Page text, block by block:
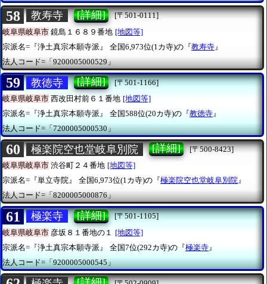
58 教寿寺 [詳細]
[〒501-0111]
岐阜県岐阜市 鏡島１６８９番地 [地図等]
宗派名=『浄土真宗本願寺派』
全国6,973位(1カ寺)の『教寿寺 』
法人コード=「9200005000529」
59 教徳寺 [詳細]
[〒501-1166]
岐阜県岐阜市 西改田村前６１番地 [地図等]
宗派名=『浄土真宗本願寺派』
全国588位(20カ寺)の『教徳寺』
法人コード=「7200005000530」
60 極楽院空也堂岐阜別院 [詳細]
[〒500-8423]
岐阜県岐阜市 渋谷町２４番地 [地図等]
宗派名=『単立寺院』
全国6,973位(1カ寺)の『極楽院空也堂岐阜別院』
法人コード=「8200005000876」
61 極楽寺 [詳細]
[〒501-1105]
岐阜県岐阜市 彦坂８１番地の１
[地図等]
宗派名=『浄土真宗本願寺派』
全国7位(292カ寺)の『極楽寺 』
法人コード=「9200005000545」